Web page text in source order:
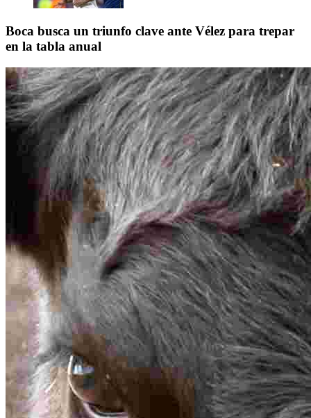
Boca busca un triunfo clave ante Vélez para trepar
en la tabla anual